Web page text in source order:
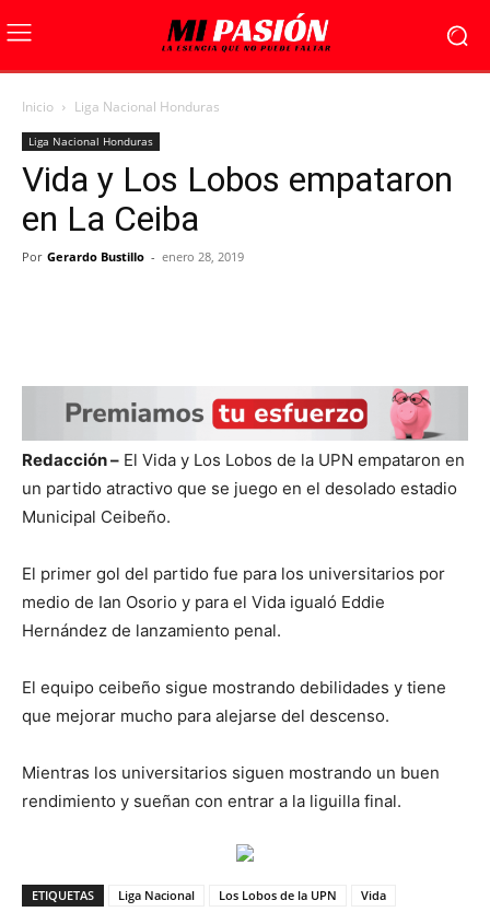
Inicio Liga Nacional Honduras
Liga Nacional Honduras
Vida y Los Lobos empataron
en La Ceiba
Por Gerardo Bustillo - enero 28, 2019
Redacción – El Vida y Los Lobos de la UPN empataron en
un partido atractivo que se juego en el desolado estadio
Municipal Ceibeño.
El primer gol del partido fue para los universitarios por
medio de Ian Osorio y para el Vida igualó Eddie
Hernández de lanzamiento penal.
El equipo ceibeño sigue mostrando debilidades y tiene
que mejorar mucho para alejarse del descenso.
Mientras los universitarios siguen mostrando un buen
rendimiento y sueñan con entrar a la liguilla final.
ETIQUETAS Liga Nacional Los Lobos de la UPN Vida